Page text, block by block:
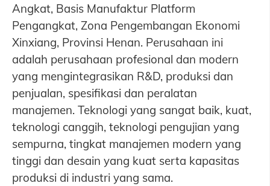
Angkat, Basis Manufaktur Platform
Pengangkat, Zona Pengembangan Ekonomi
Xinxiang, Provinsi Henan. Perusahaan ini
adalah perusahaan profesional dan modern
yang mengintegrasikan R&D, produksi dan
penjualan, spesifikasi dan peralatan
manajemen. Teknologi yang sangat baik, kuat,
teknologi canggih, teknologi pengujian yang
sempurna, tingkat manajemen modern yang
tinggi dan desain yang kuat serta kapasitas
produksi di industri yang sama.